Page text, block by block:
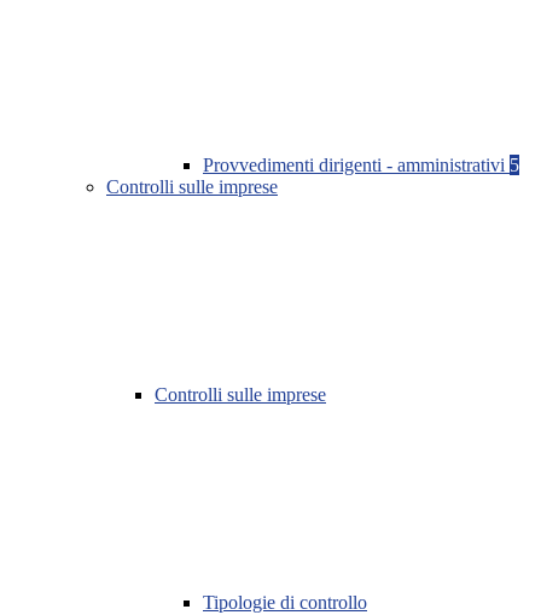
Provvedimenti dirigenti - amministrativi 5
Controlli sulle imprese
Controlli sulle imprese
Tipologie di controllo